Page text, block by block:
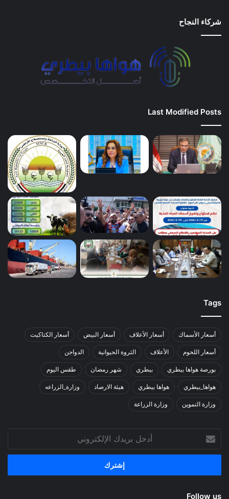
شركاء النجاح
Last Modified Posts
Tags
أسعار الأسماك أسعار الأعلاف أسعار البيض أسعار الكتاكيت
أسعار اللحوم الأعلاف الثروة الحيوانية الدواجن
بورصة هواها بيطري بيطري شهر رمضان طقس اليوم
هواها_بيطري هواها بيطري هيئة الارصاد وزارة_الزراعه
وزارة التموين وزارة الزراعة
أدخل
بريدك
الإلكتروني
Follow us